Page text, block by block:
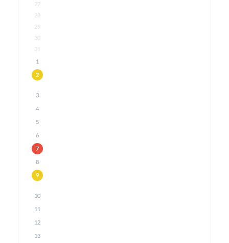
27
28
29
30
31
1
2
3
4
5
6
7
8
9
10
11
12
13